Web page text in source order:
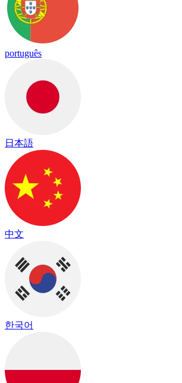
português
日本語
中文
한국어